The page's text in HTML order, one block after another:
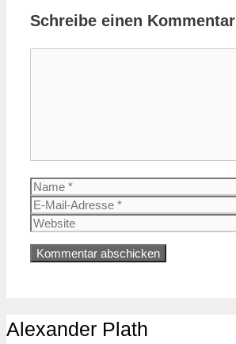
Schreibe einen Kommentar
Name
Alexander Plath